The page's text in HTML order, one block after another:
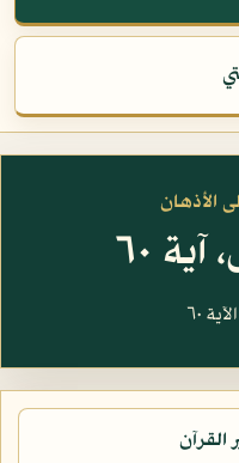
الأذهان
٦٠
٦٠
القرآن